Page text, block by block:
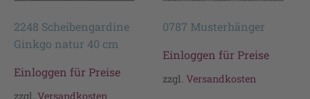
2248 Scheibengardine
Ginkgo natur 40 cm
Einloggen für Preise
zzgl. Versandkosten
0787 Musterhänger
Einloggen für Preise
zzgl.Versandkosten